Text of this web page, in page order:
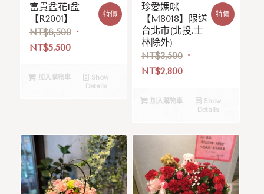
富貴盆花1盆
【R2001】
NT$6,500
NT$5,500
特價
加入購物車
Show
Details
珍愛媽咪
【M8018】限送
台北市(北投.士
林除外)
NT$3,500
NT$2,800
特價
加入購物車
Show
Details